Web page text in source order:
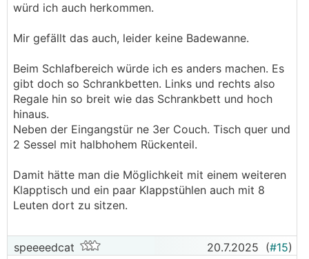
würd ich auch herkommen.
Mir gefällt das auch, leider keine Badewanne.
Beim Schlafbereich würde ich es anders machen. Es
gibt doch so Schrankbetten. Links und rechts also
Regale hin so breit wie das Schrankbett und hoch
hinaus.
Neben der Eingangstür ne 3er Couch. Tisch quer und
2 Sessel mit halbhohem Rückenteil.
Damit hätte man die Möglichkeit mit einem weiteren
Klapptisch und ein paar Klappstühlen auch mit 8
Leuten dort zu sitzen.
speeeedcat 20.7.2025 (#15)